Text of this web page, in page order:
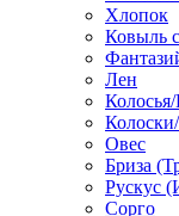
Хлопок
Ковыль
Лен
Овес
Бриза
Рускус
Сорго